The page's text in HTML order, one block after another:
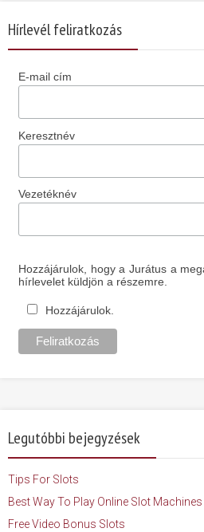
Hírlevél feliratkozás
E-mail cím
Keresztnév
Vezetéknév
Hozzájárulok, hogy a Jurátus a
hírlevelet küldjön a részemre.
Hozzájárulok.
Legutóbbi bejegyzések
Tips For Slots
Best Way To Play Online Slot Machines
Free Video Bonus Slots